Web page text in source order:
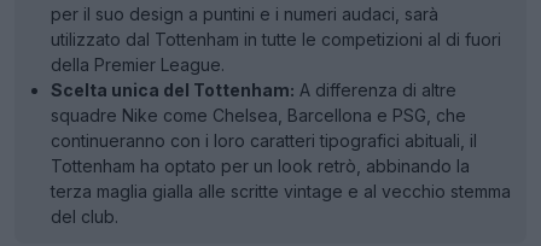
per il suo design a puntini e i numeri audaci, sarà
utilizzato dal Tottenham in tutte le competizioni al di fuori
della Premier League.
Scelta unica del Tottenham: A differenza di altre
squadre Nike come Chelsea, Barcellona e PSG, che
continueranno con i loro caratteri tipografici abituali, il
Tottenham ha optato per un look retrò, abbinando la
terza maglia gialla alle scritte vintage e al vecchio stemma
del club.